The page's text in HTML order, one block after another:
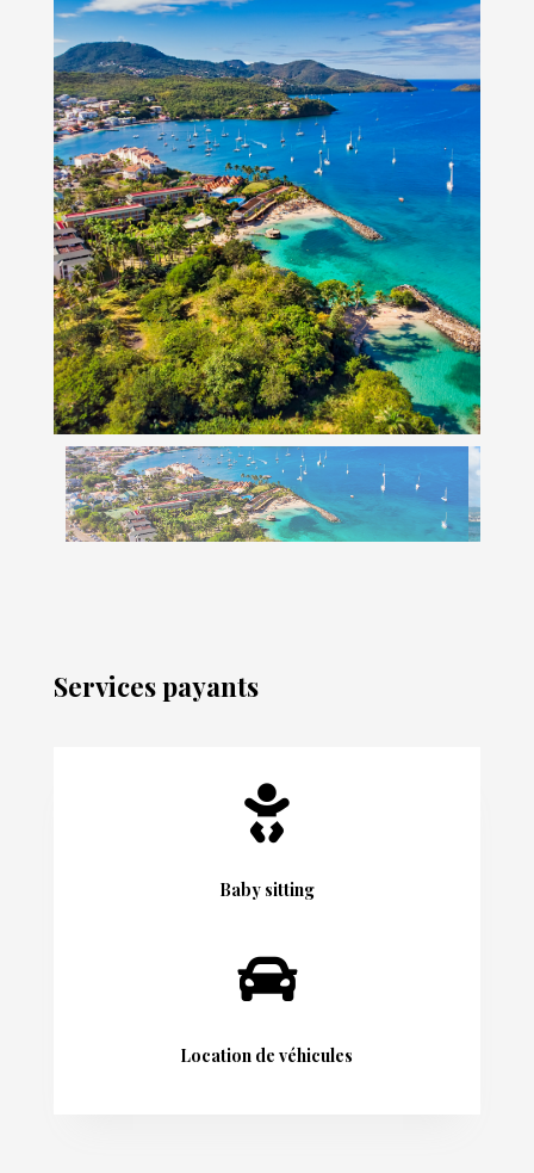
Services payants

Baby sitting

Location de véhicules